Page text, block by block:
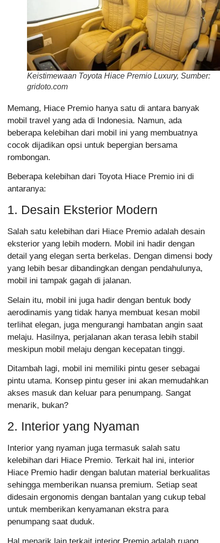
Keistimewaan Toyota Hiace Premio Luxury, Sumber:
gridoto.com
Memang, Hiace Premio hanya satu di antara banyak
mobil travel yang ada di Indonesia. Namun, ada
beberapa kelebihan dari mobil ini yang membuatnya
cocok dijadikan opsi untuk bepergian bersama
rombongan.
Beberapa kelebihan dari Toyota Hiace Premio ini di
antaranya:
1. Desain Eksterior Modern
Salah satu kelebihan dari Hiace Premio adalah desain
eksterior yang lebih modern. Mobil ini hadir dengan
detail yang elegan serta berkelas. Dengan dimensi body
yang lebih besar dibandingkan dengan pendahulunya,
mobil ini tampak gagah di jalanan.
Selain itu, mobil ini juga hadir dengan bentuk body
aerodinamis yang tidak hanya membuat kesan mobil
terlihat elegan, juga mengurangi hambatan angin saat
melaju. Hasilnya, perjalanan akan terasa lebih stabil
meskipun mobil melaju dengan kecepatan tinggi.
Ditambah lagi, mobil ini memiliki pintu geser sebagai
pintu utama. Konsep pintu geser ini akan memudahkan
akses masuk dan keluar para penumpang. Sangat
menarik, bukan?
2. Interior yang Nyaman
Interior yang nyaman juga termasuk salah satu
kelebihan dari Hiace Premio. Terkait hal ini, interior
Hiace Premio hadir dengan balutan material berkualitas
sehingga memberikan nuansa premium. Setiap seat
didesain ergonomis dengan bantalan yang cukup tebal
untuk memberikan kenyamanan ekstra para
penumpang saat duduk.